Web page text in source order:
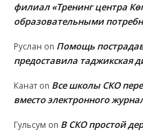
филиал «Тренинг центра
образовательными
Руслан on Помощь
предоставила таджикская
Канат on Все школы СКО
вместо электронного
Гульсум on В СКО простой